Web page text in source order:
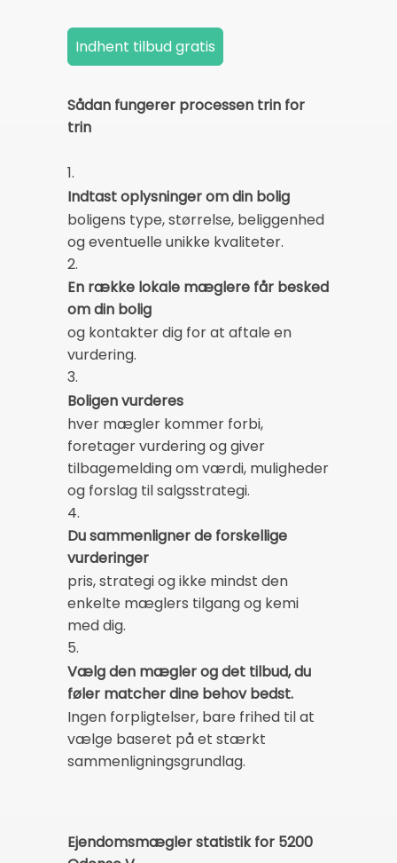
Sådan fungerer processen trin for
trin
1.
Indtast oplysninger om din bolig
boligens type, størrelse, beliggenhed
og eventuelle unikke kvaliteter.
2.
En række lokale mæglere får besked
om din bolig
og kontakter dig for at aftale en
vurdering.
3.
Boligen vurderes
hver mægler kommer forbi,
foretager vurdering og giver
tilbagemelding om værdi, muligheder
og forslag til salgsstrategi.
4.
Du sammenligner de forskellige
vurderinger
pris, strategi og ikke mindst den
enkelte mæglers tilgang og kemi
med dig.
5.
Vælg den mægler og det tilbud, du
føler matcher dine behov bedst.
Ingen forpligtelser, bare frihed til at
vælge baseret på et stærkt
sammenligningsgrundlag.
Ejendomsmægler statistik for 5200